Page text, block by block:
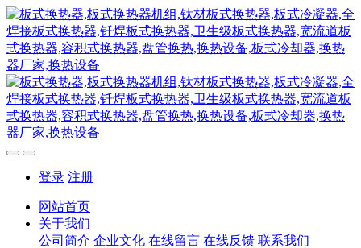
登录 注册
网站首页
关于我们
公司简介 企业文化 在线留言 在线反馈 联系我们